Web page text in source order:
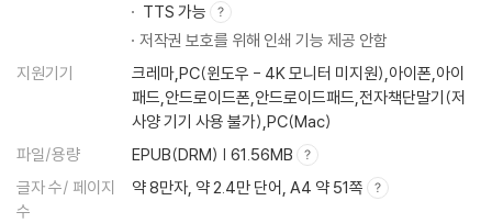
어문저작물
1. 책이나 시를 인용하는 것도 저작권 침해일까?
2. 독서모임 혹은 유튜브에서 책을 읽어주면 저작권 침해일까?
3. 내가 공모전에 제출한 드라마가 다른 작가의 이름으로 방영되고 있다
면?
TTS 가능
저작권 보호를 위해 인쇄 기능 제공 안함
지원기기
크레마,PC(윈도우 - 4K 모니터 미지원),아이폰,아이
패드,안드로이드폰,안드로이드패드,전자책단말기(저
사양 기기 사용 불가),PC(Mac)
파일/용량
EPUB(DRM) | 61.56MB
글자 수/ 페이지
수
약 8만자, 약 2.4만 단어, A4 약 51쪽